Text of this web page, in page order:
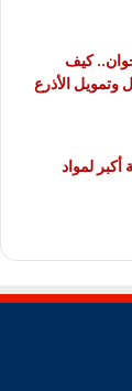
كيف
وتمويل الأذرع
لمواد